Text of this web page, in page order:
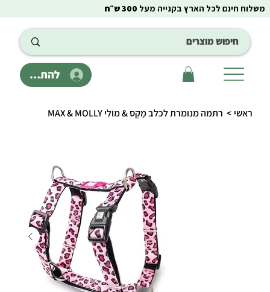
להתחבר
משלוח חינם לכל הארץ בקנייה מעל 300 ש״ח
ראשי > רתמה מנומרת לכלב מַקְס & מוֹלִי MAX & MOLLY